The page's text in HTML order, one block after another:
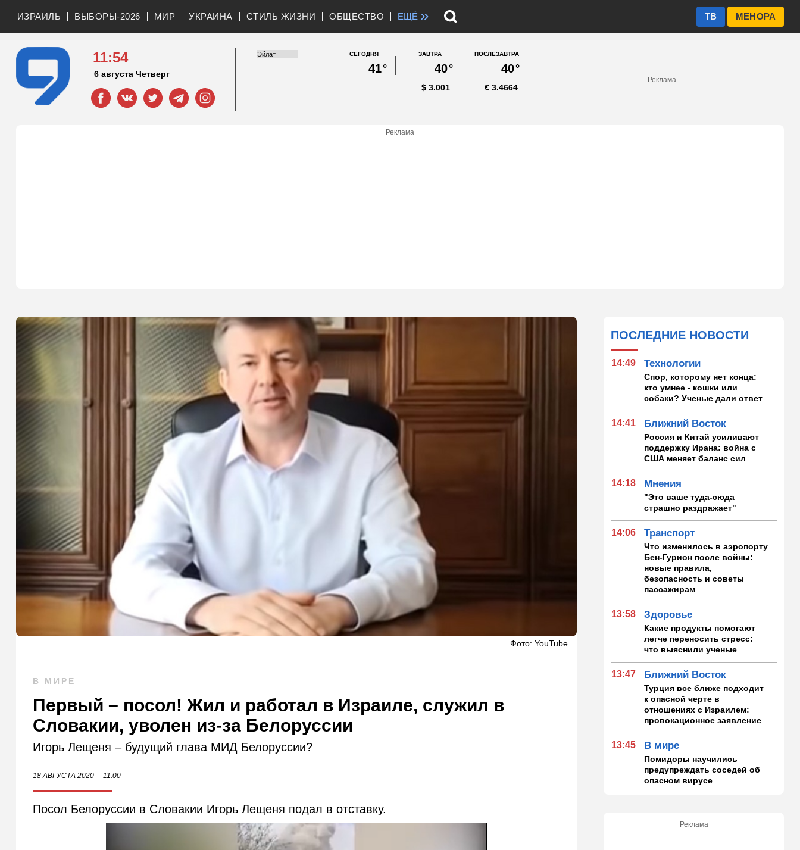
ИЗРАИЛЬ ВЫБОРЫ-2026 МИР УКРАИНА СТИЛЬ ЖИЗНИ ОБЩЕСТВО ЕЩЁ » МЕНОРА
ТВ
11:54
6 августа Четверг
СЕГОДНЯ
41°
ЗАВТРА
40°
ПОСЛЕЗАВТРА
40°
3.001
$ 3.4664
€
Реклама
Реклама
Фото: YouTube
В МИРЕ
Первый – посол! Жил и работал в Израиле, служил в
Словакии, уволен из-за Белоруссии
Игорь Лещеня – будущий глава МИД Белоруссии?
18 АВГУСТА 2020 11:00
Посол Белоруссии в Словакии Игорь Лещеня подал в отставку.
ПОСЛЕДНИЕ НОВОСТИ
14:49 Технологии
Спор, которому нет конца:
кто умнее - кошки или
собаки? Ученые дали ответ
14:41 Ближний Восток
Россия и Китай усиливают
поддержку Ирана: война с
США меняет баланс сил
14:18 Мнения
"Это ваше туда-сюда
страшно раздражает"
14:06 Транспорт
Что изменилось в аэропорту
Бен-Гурион после войны:
новые правила,
безопасность и советы
пассажирам
13:58 Здоровье
Какие продукты помогают
легче переносить стресс:
что выяснили ученые
13:47 Ближний Восток
Турция все ближе подходит
к опасной черте в
отношениях с Израилем:
провокационное заявление
13:45 В мире
Помидоры научились
предупреждать соседей об
опасном вирусе
пережить израильскую
Реклама